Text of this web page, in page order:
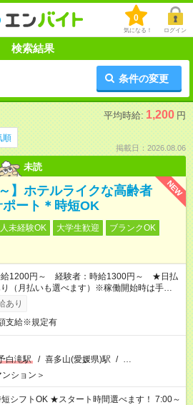
0
気になる！ ログイン
検索結果
条件の変更
平均時給: 1,200 円
順
掲載日：2026.08.06
未読
NEW
】ホテルライクな高齢者
ート＊時短OK
未経験OK 大学生歓迎
ブランクOK
給1200円～ 経験者：時給1300円～ ★日払
（月払いも選べます）※稼働開始時は手続き
となります。
あり
支給※規定有
白滝駅 / 喜多山(愛媛県)駅 / …
ション＞
時間選べます！ 7:00～